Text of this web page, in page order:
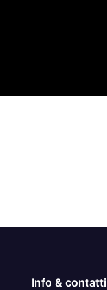
Info & contatti